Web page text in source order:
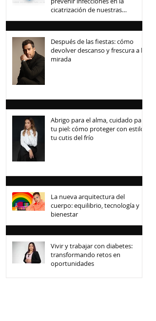
cicatrización de nuestras
mascotas
Después de las fiestas: cómo
devolver descanso y frescura a la
mirada
Abrigo para el alma, cuidado para
tu piel: cómo proteger con estilo
tu cutis del frío
La nueva arquitectura del
cuerpo: equilibrio, tecnología y
bienestar
Vivir y trabajar con diabetes:
transformando retos en
oportunidades